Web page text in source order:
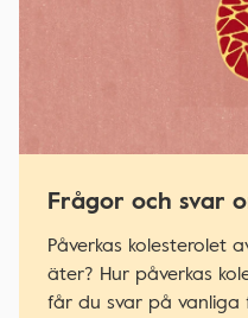
Frågor och svar
Påverkas kolesterolet
äter? Hur påverkas
får du svar på vanliga